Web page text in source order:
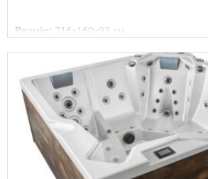
Розмір: 216х160х93 см
Вага без води:236 кг
Електричне підключення:3F/380V/50Гц
К-сть осіб:3